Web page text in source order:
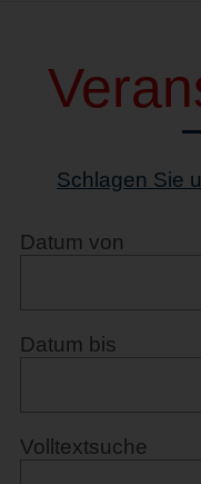
Schlagen Sie
Datum von
Datum bis
Volltextsuche